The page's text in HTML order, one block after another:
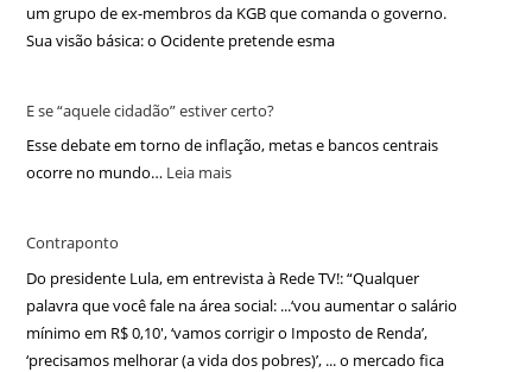
um grupo de ex-membros da KGB que comanda o governo.
Sua visão básica: o Ocidente pretende esma
E se “aquele cidadão” estiver certo?
Esse debate em torno de inflação, metas e bancos centrais
ocorre no mundo… Leia mais
Contraponto
Do presidente Lula, em entrevista à Rede TV!: “Qualquer
palavra que você fale na área social: ...‘vou aumentar o salário
mínimo em R$ 0,10′, ‘vamos corrigir o Imposto de Renda’,
‘precisamos melhorar (a vida dos pobres)’, ... o mercado fica